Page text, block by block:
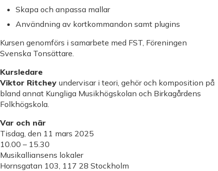
Skapa och anpassa mallar
Användning av kortkommandon samt plugins
Kursen genomförs i samarbete med FST, Föreningen
Svenska Tonsättare
Kursledare
Viktor Ritchey undervisar i teori, gehör och komposition på
bland annat Kungliga Musikhögskolan och Birkagårdens
Folkhögskola.
Var och när
Tisdag, den 11 mars 2025
10.00 – 15.30
Musikalliansens lokaler
Hornsgatan 103, 117 28 Stockholm